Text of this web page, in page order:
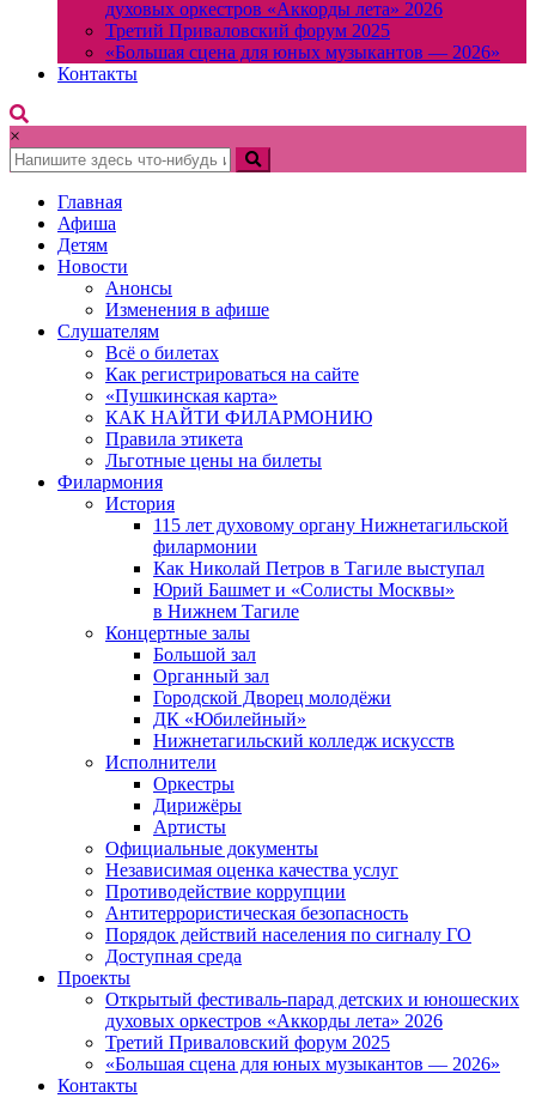
духовых оркестров «Аккорды лета» 2026
Третий Приваловский форум 2025
«Большая сцена для юных музыкантов — 2026»
Контакты
×
Главная
Афиша
Детям
Новости
Анонсы
Изменения в афише
Слушателям
Всё о билетах
Как регистрироваться на сайте
«Пушкинская карта»
КАК НАЙТИ ФИЛАРМОНИЮ
Правила этикета
Льготные цены на билеты
Филармония
История
115 лет духовому органу Нижнетагильской
филармонии
Как Николай Петров в Тагиле выступал
Юрий Башмет и «Солисты Москвы»
в Нижнем Тагиле
Концертные залы
Большой зал
Органный зал
Городской Дворец молодёжи
ДК «Юбилейный»
Нижнетагильский колледж искусств
Исполнители
Оркестры
Дирижёры
Артисты
Официальные документы
Независимая оценка качества услуг
Противодействие коррупции
Антитеррористическая безопасность
Порядок действий населения по сигналу ГО
Доступная среда
Проекты
Открытый фестиваль-парад детских и юношеских
духовых оркестров «Аккорды лета» 2026
Третий Приваловский форум 2025
«Большая сцена для юных музыкантов — 2026»
Контакты